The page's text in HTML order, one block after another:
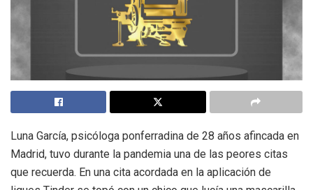
Luna García, psicóloga ponferradina de 28 años afincada en
Madrid, tuvo durante la pandemia una de las peores citas
que recuerda. En una cita acordada en la aplicación de